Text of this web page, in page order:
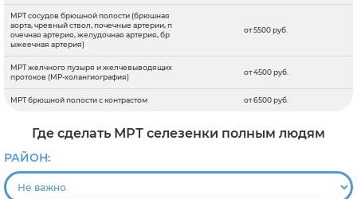
МРТ сосудов брюшной полости (брюшная
аорта, чревный ствол, почечные артерии, п
очечная артерия, желудочная артерия, бр
ыжеечная артерия)
от 5500 руб.
МРТ желчного пузыря и желчевыводящих
протоков (МР-холангиография)
от 4500 руб.
МРТ брюшной полости с контрастом от 6500 руб.
Где сделать МРТ селезенки полным людям
РАЙОН: